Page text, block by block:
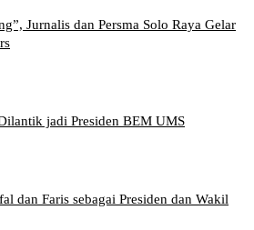
Jurnalis dan Persma Solo Raya Gelar
jadi Presiden BEM UMS
dan Faris sebagai Presiden dan Wakil